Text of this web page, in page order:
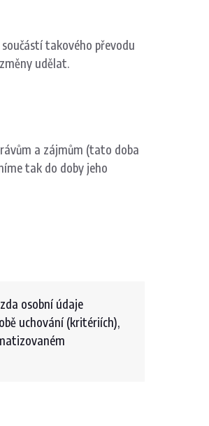
takového převodu
udělat.
a zájmům (tato doba
tak do doby jeho
osobní údaje
uchování (kritériích),